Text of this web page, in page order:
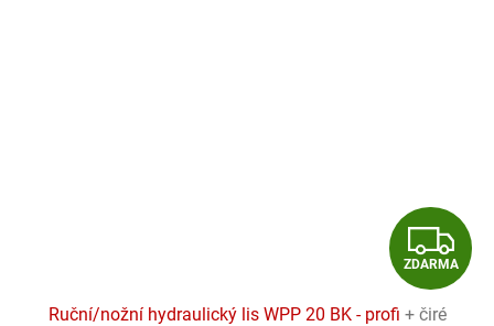
Z
D
ZDARMA
Ruční/nožní hydraulický lis WPP 20 BK - profi + čiré